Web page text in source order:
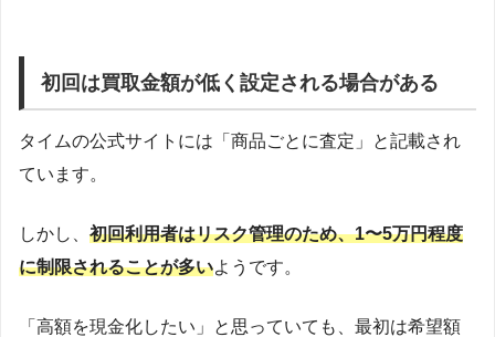
初回は買取金額が低く設定される場合がある
タイムの公式サイトには「商品ごとに査定」と記載され
ています。
しかし、 初回利用者はリスク管理のため、1〜5万円程度
に制限されることが多いようです。
「高額を現金化したい」と思っていても、最初は希望額